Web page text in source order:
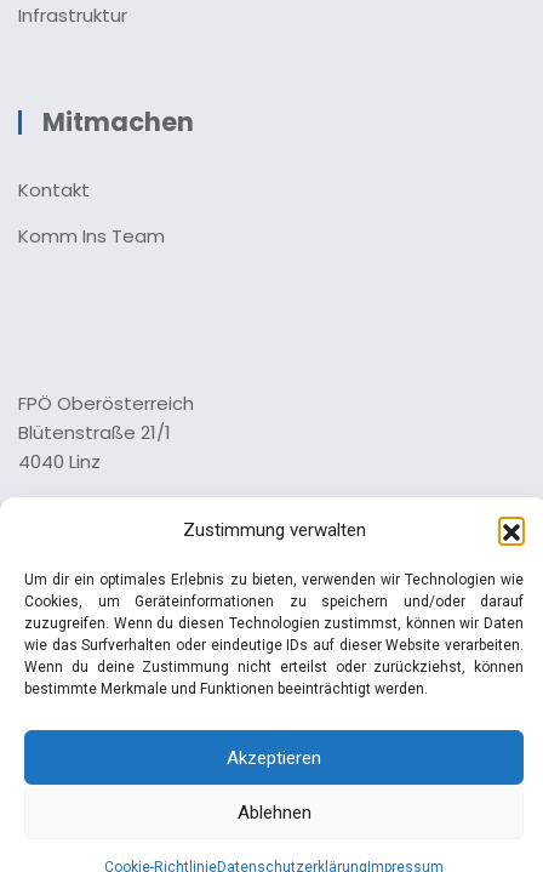
Zustimmung verwalten
Um dir ein optimales Erlebnis zu bieten, verwenden wir Technologien wie
Cookies, um Geräteinformationen zu speichern und/oder darauf
zuzugreifen. Wenn du diesen Technologien zustimmst, können wir Daten
wie das Surfverhalten oder eindeutige IDs auf dieser Website verarbeiten.
Wenn du deine Zustimmung nicht erteilst oder zurückziehst, können
bestimmte Merkmale und Funktionen beeinträchtigt werden.
Akzeptieren
Ablehnen
Cookie-RichtlinieDatenschutzerklärung Impressum
Infrastruktur
Mitmachen
Kontakt
Komm Ins Team
FPÖ Oberösterreich
Blütenstraße 21/1
4040 Linz
Datenschutz